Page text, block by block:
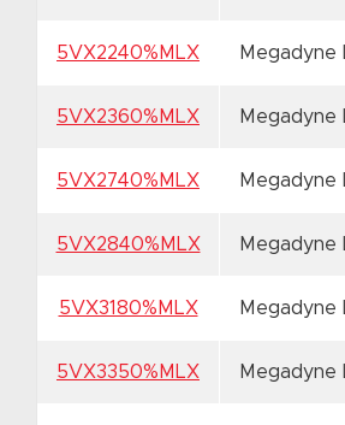
5VX2240%MLX Megadyne
5VX2360%MLX Megadyne
5VX2740%MLX Megadyne
5VX2840%MLX Megadyne
5VX3180%MLX Megadyne
5VX3350%MLX Megadyne